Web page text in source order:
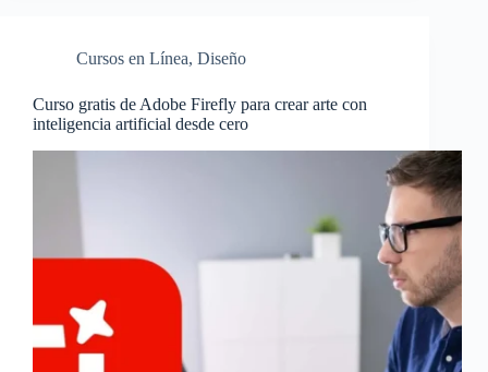
Cursos en Línea, Diseño
Curso gratis de Adobe Firefly para crear arte con
inteligencia artificial desde cero